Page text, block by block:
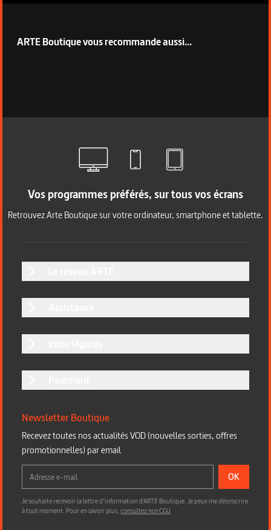
ARTE Boutique vous recommande aussi...
Vos programmes préférés, sur tous vos écrans
Retrouvez Arte Boutique sur votre ordinateur, smartphone et tablette.
Newsletter Boutique
Recevez toutes nos actualités VOD (nouvelles sorties, offres
promotionnelles) par email
OK
Je souhaite recevoir la lettre d’information d'ARTE Boutique. Je peux me désinscrire
à tout moment. Pour en savoir plus,consultez nos CGU.